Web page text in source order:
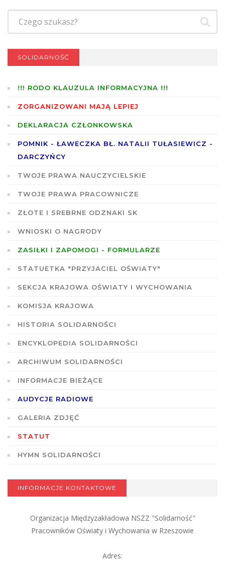
SOLIDARNOŚĆ
!!! RODO KLAUZULA INFORMACYJNA !!!
ZORGANIZOWANI MAJĄ LEPIEJ
DEKLARACJA CZŁONKOWSKA
POMNIK - ŁAWECZKA BŁ. NATALII TUŁASIEWICZ -
DARCZYŃCY
TWOJE PRAWA NAUCZYCIELSKIE
TWOJE PRAWA PRACOWNICZE
ZŁOTE I SREBRNE ODZNAKI SK
WNIOSKI O NAGRODY
ZASIŁKI I ZAPOMOGI - FORMULARZE
STATUETKA "PRZYJACIEL OŚWIATY"
SEKCJA KRAJOWA OŚWIATY I WYCHOWANIA
KOMISJA KRAJOWA
HISTORIA SOLIDARNOŚCI
ENCYKLOPEDIA SOLIDARNOŚCI
ARCHIWUM SOLIDARNOŚCI
INFORMACJE BIEŻĄCE
AUDYCJE RADIOWE
GALERIA ZDJĘĆ
STATUT
HYMN SOLIDARNOŚCI
INFORMACJE KONTAKTOWE
Organizacja Międzyzakładowa NSZZ "Solidarność"
Pracowników Oświaty i Wychowania w Rzeszowie
Adres: